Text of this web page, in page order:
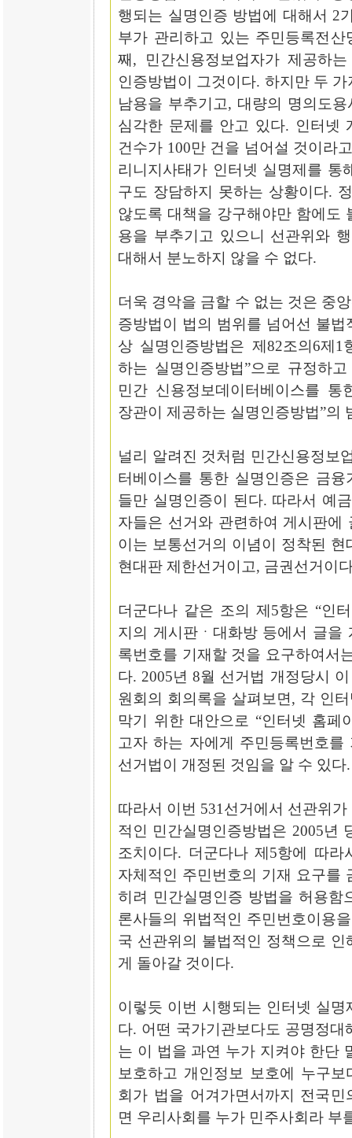
행되는 실명인증 방법에 대해서 2
부가 관리하고 있는 주민등록전
째, 민간신용정보업자가 제공하
인증방법이 그것이다. 하지만 두
남용을 부추기고, 대량의 명의도
심각한 문제를 안고 있다. 인터넷
건수가 100만 건을 넘어설 것이라
리니지사태가 인터넷 실명제를 통
구도 장담하지 못하는 상황이다.
않도록 대책을 강구해야만 함에도
용을 부추기고 있으니 선관위와
대해서 분노하지 않을 수 없다.
더욱 경악을 금할 수 없는 것은 중
증방법이 법의 범위를 넘어선 불
상 실명인증방법은 제82조의6제1
하는 실명인증방법”으로 규정하
민간 신용정보데이터베이스를 통
장관이 제공하는 실명인증방법”의
널리 알려진 것처럼 민간신용정보
터베이스를 통한 실명인증은 금
들만 실명인증이 된다. 따라서 예
자들은 선거와 관련하여 게시판
이는 보통선거의 이념이 정착된
현대판 제한선거이고, 금권선거이
더군다나 같은 조의 제5항은 “인
지의 게시판ㆍ대화방 등에서 글을
록번호를 기재할 것을 요구하여서
다. 2005년 8월 선거법 개정당시
원회의 회의록을 살펴보면, 각 인
막기 위한 대안으로 “인터넷 홈페
고자 하는 자에게 주민등록번호
선거법이 개정된 것임을 알 수 있다.
따라서 이번 531선거에서 선관위
적인 민간실명인증방법은 2005년
조치이다. 더군다나 제5항에 따
자체적인 주민번호의 기재 요구를
히려 민간실명인증 방법을 허용함
론사들의 위법적인 주민번호이용
국 선관위의 불법적인 정책으로
게 돌아갈 것이다.
이렇듯 이번 시행되는 인터넷 실
다. 어떤 국가기관보다도 공명정
는 이 법을 과연 누가 지켜야 한단
보호하고 개인정보 보호에 누구
회가 법을 어겨가면서까지 전국
면 우리사회를 누가 민주사회라 부